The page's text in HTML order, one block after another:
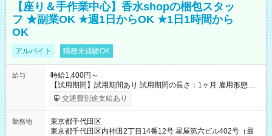
【座り＆手作業中心】香水shopの梱包スタッ
フ ★副業OK ★週1日からOK ★1日1時間から
OK
アルバイト 職種未経験OK
給与
時給1,400円～
【試用期間】試用期間あり 試用期間の長さ：1ヶ月 雇用形態、
給与は本採用時と同じです。
交通費別途支給あり
勤務地
東京都千代田区
東京都千代田区内神田2丁目14番12号 星屋第六ビル402号（最